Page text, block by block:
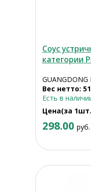
Соус
категории
GUANGDONG
Вес нетто:
Есть в
Цена(за
298.00 руб.